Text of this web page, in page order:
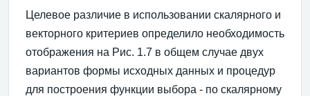
Целевое различие в использовании скалярного и
векторного критериев определило необходимость
отображения на Рис. 1.7 в общем случае двух
вариантов формы исходных данных и процедур
для построения функции выбора - по скалярному